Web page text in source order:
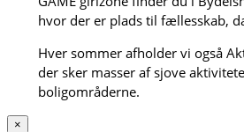
hvor der er plads til fællesskab,
Hver sommer afholder vi også
der sker masser af sjove
boligområderne.
×